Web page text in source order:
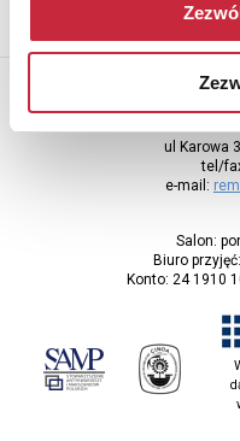
ul Karowa
tel/
e-mail:
Salon:
Biuro
Konto: 24 1910